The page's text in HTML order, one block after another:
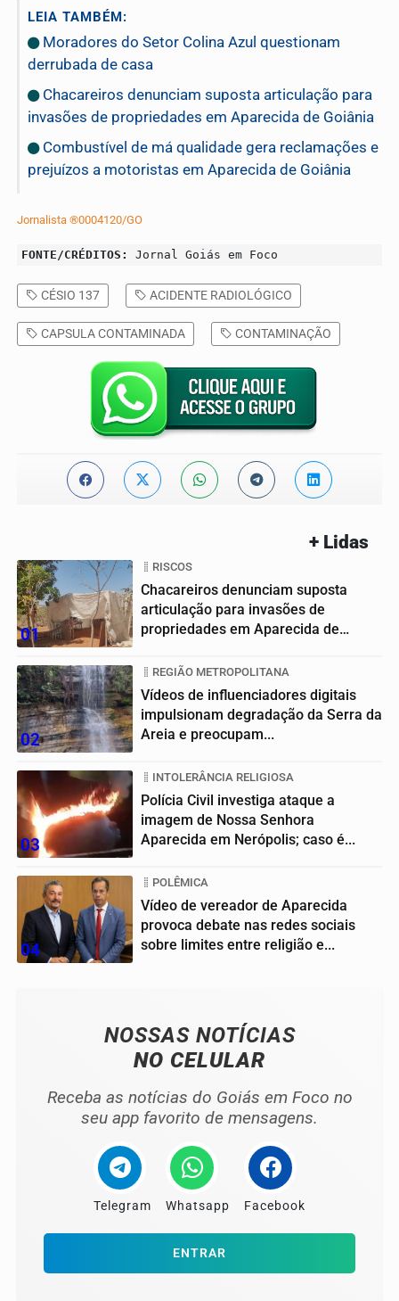
LEIA TAMBÉM:
Moradores do Setor Colina Azul questionam
derrubada de casa
Chacareiros denunciam suposta articulação para
invasões de propriedades em Aparecida de Goiânia
Combustível de má qualidade gera reclamações e
prejuízos a motoristas em Aparecida de Goiânia
Jornalista ®0004120/GO
FONTE/CRÉDITOS: Jornal Goiás em Foco
CÉSIO 137 ACIDENTE RADIOLÓGICO
CAPSULA CONTAMINADA CONTAMINAÇÃO
+ Lidas
01
RISCOS
Chacareiros denunciam suposta
articulação para invasões de
propriedades em Aparecida de
02
REGIÃO METROPOLITANA
Vídeos de influenciadores digitais
impulsionam degradação da Serra da
Areia e preocupam...
03
INTOLERÂNCIA RELIGIOSA
Polícia Civil investiga ataque a
imagem de Nossa Senhora
Aparecida em Nerópolis; caso é...
04
POLÊMICA
Vídeo de vereador de Aparecida
provoca debate nas redes sociais
sobre limites entre religião e...
NOSSAS NOTÍCIAS
NO CELULAR
Receba as notícias do Goiás em Foco no
seu app favorito de mensagens.
Telegram Whatsapp Facebook
ENTRAR